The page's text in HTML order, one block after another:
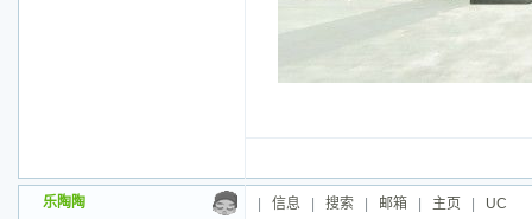
乐陶陶 信息 搜索 邮箱 主页 UC